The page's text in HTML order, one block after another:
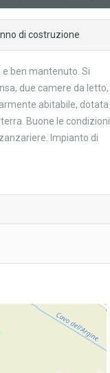
di costruzione
ben mantenuto. Si
due camere da letto,
abitabile, dotata
Buone le condizioni
Impianto di